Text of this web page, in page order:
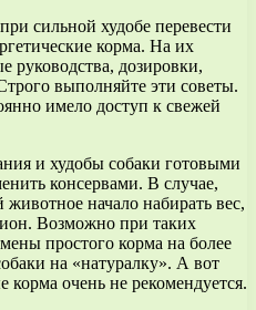
сильной худобе перевести
корма. На их
руководства, дозировки,
выполняйте эти советы.
имело доступ к свежей
и худобы собаки готовыми
консервами. В случае,
начало набирать вес,
Возможно при таких
простого корма на более
на «натуралку». А вот
очень не рекомендуется.